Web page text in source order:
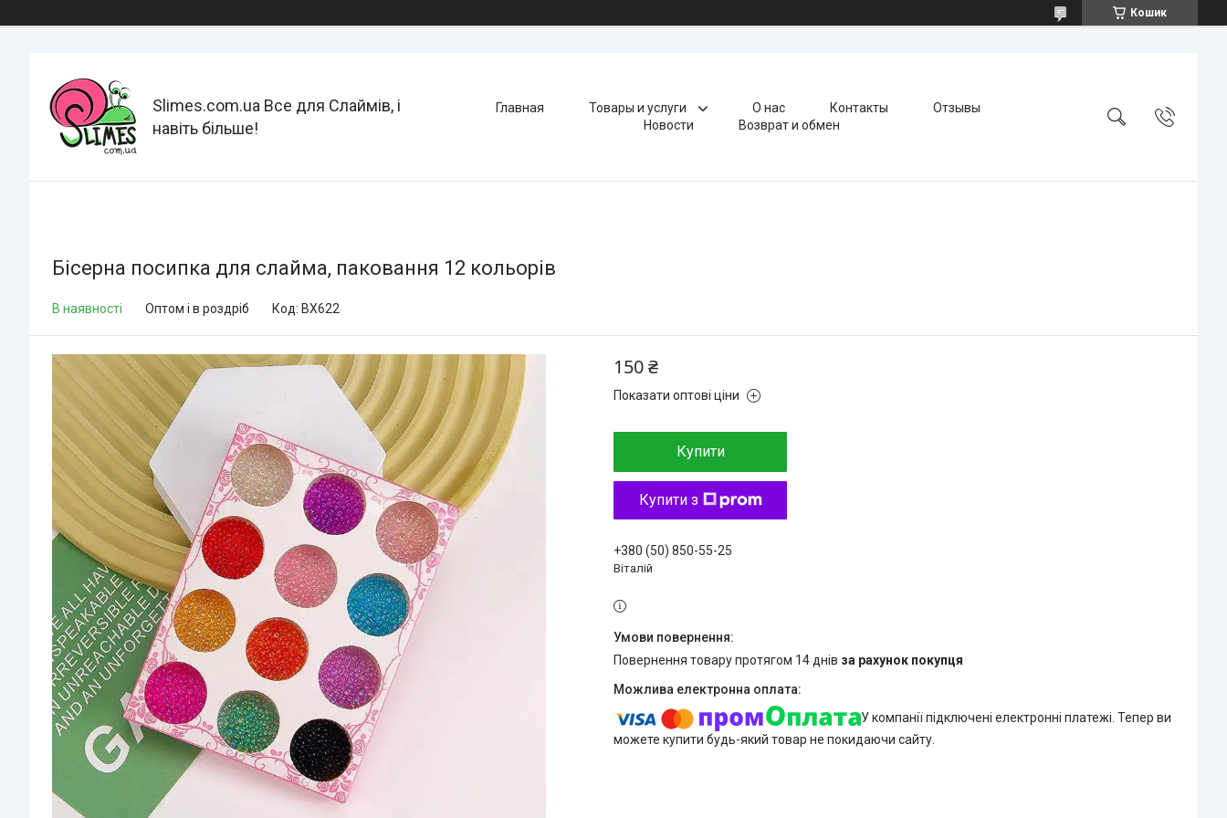
Кошик
Slimes.com.ua Все для Слаймів, і
навіть більше!
Главная Товары и услуги О нас Контакты
Отзывы
Новости
Возврат и обмен
Бісерна посипка для слайма, паковання 12 кольорів
В наявності Оптом і в роздріб Код: BX622
150 ₴
Показати оптові ціни
Купити
Купити з
+380 (50) 850-55-25
Віталій
повернення товару протягом 14 днів за рахунок покупця
У компанії підключені електронні платежі. Тепер ви
можете купити будь-який товар не покидаючи сайту.